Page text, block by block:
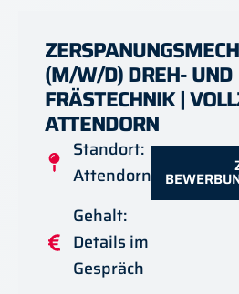
(M/W/D) DREH- UND
FRÄSTECHNIK |
ATTENDORN
Standort:
Attendorn
Gehalt:
Details im
Gespräch